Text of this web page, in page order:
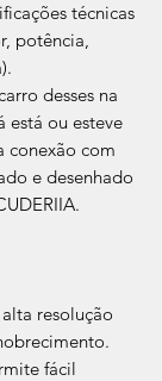
técnicas
potência,
desses na
está ou esteve
conexão com
e desenhado
resolução
fácil